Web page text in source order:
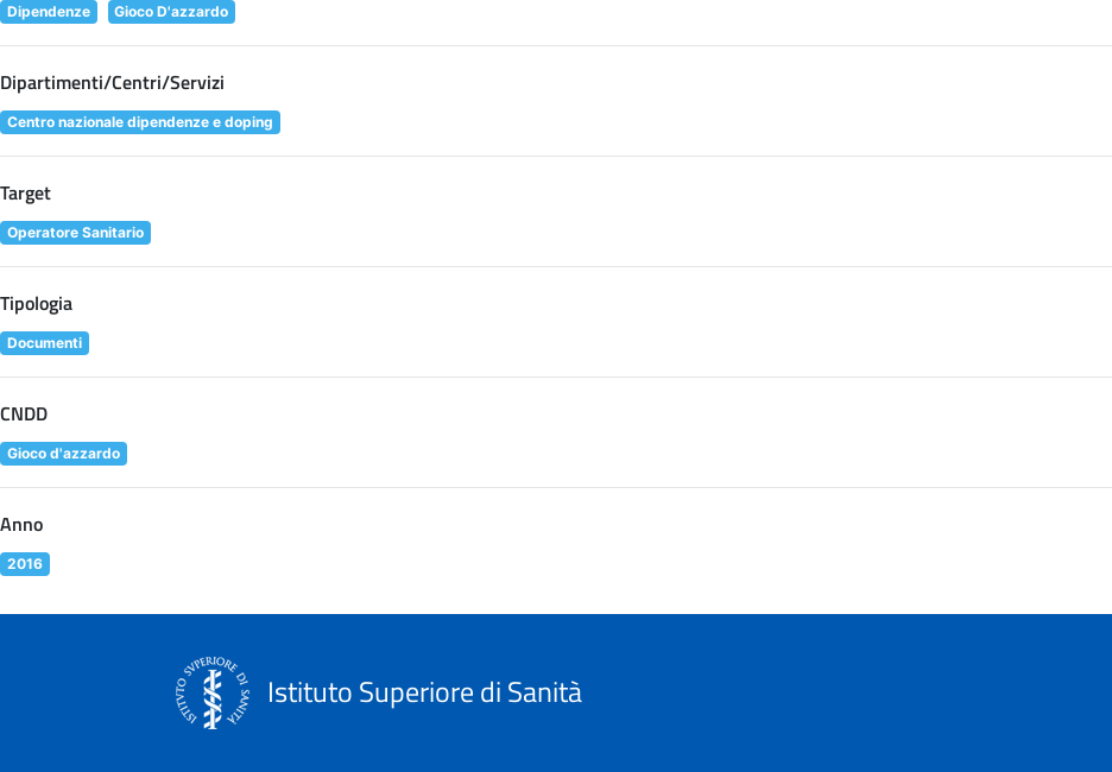
Dipendenze Gioco D'azzardo
Dipartimenti/Centri/Servizi
Centro nazionale dipendenze e doping
Target
Operatore Sanitario
Tipologia
Documenti
CNDD
Gioco d'azzardo
Anno
2016
Istituto Superiore di Sanità